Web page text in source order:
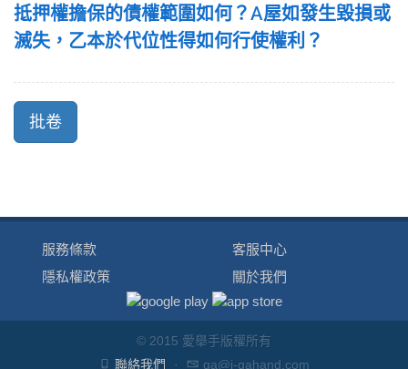
抵押權擔保的債權範圍如何？A屋如發生毀損或
滅失，乙本於代位性得如何行使權利？
服務條款
隱私權政策
客服中心
關於我們
© 2015 愛舉手版權所有
聯絡我們
· qa@i-qahand.com